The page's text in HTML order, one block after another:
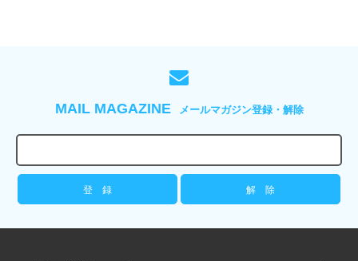
MAIL MAGAZINE メールマガジン登録・解除